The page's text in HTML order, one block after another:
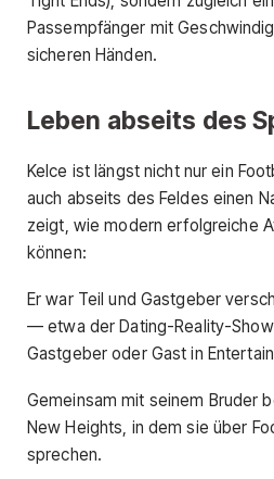
Passempfänger mit
sicheren Händen.
Leben abseits des
Kelce ist längst nicht nur ein
auch abseits des Feldes einen
zeigt, wie modern erfolgreiche
können:
Er war Teil und Gastgeber
— etwa der Dating-Reality-Show
Gastgeber oder Gast in
Gemeinsam mit seinem Bruder
New Heights, in dem sie über
sprechen.